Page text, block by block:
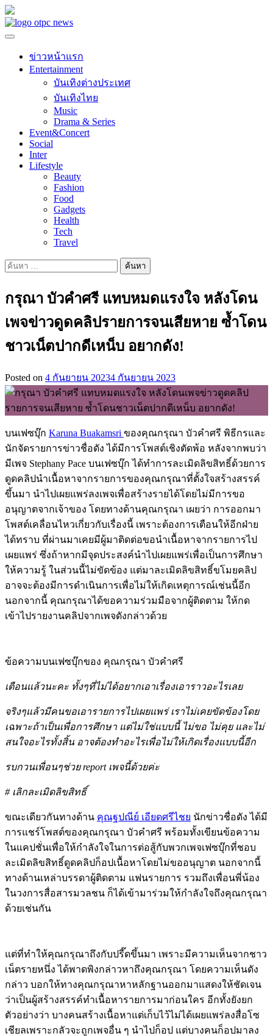
Skip
to
ข่าวหน้าแรก
Entertainment
บันเทิงต่างประเทศ
บันเทิงไทย
Music
Drama & Series
Event&Concert
Social
Inter
Lifestyle
Beauty
Fashion
Food
Gadgets
Health
Tech
Travel
ค้นหา
กรุณา บัวคำศรี แทบหมดแรงใจ หลังโดน
เพจข่าวดูดคลิปรายการจนเสียหาย ซ้ำโดน
ชาวเน็ตปากดีเหน็บ อยากดัง!
Posted on 4 กันยายน 20234 กันยายน 2023
บนเฟซบุ๊ก Karuna Buakamsri ของคุณกรุณา บัวคำศรี พิธีกรและ
นักจัดรายการข่าวชื่อดัง ได้มีการโพสต์เชิงตัดพ้อ หลังจากพบว่า
มีเพจ Stephany Pace บนเฟซบุ๊ก ได้ทำการละเมิดลิขสิทธิ์ด้วยการ
ดูดคลิปนำเนื้อหาจากรายการของคุณกรุณาที่ตั้งใจสร้างสรรค์
ขึ้นมา นำไปเผยแพร่ลงเพจเพื่อสร้างรายได้โดยไม่มีการขอ
อนุญาตจากเจ้าของ โดยทางด้านคุณกรุณา เผยว่า การออกมา
โพสต์เคลื่อนไหวเกี่ยวกับเรื่องนี้ เพราะต้องการเตือนให้อีกฝ่าย
ได้ทราบ ที่ผ่านมาเคยมีผู้มาติดต่อขอนำเนื้อหาจากรายการไป
เผยแพร่ ซึ่งถ้าหากมีจุดประสงค์นำไปเผยแพร่เพื่อเป็นการศึกษา
ให้ความรู้ ในส่วนนี้ไม่ขัดข้อง แต่มาละเมิดลิขสิทธิ์ขโมยคลิป
อาจจะต้องมีการดำเนินการเพื่อไม่ให้เกิดเหตุการณ์เช่นนี้อีก
นอกจากนี้ คุณกรุณาได้ขอความร่วมมือจากผู้ติดตาม ให้กด
เข้าไปรายงานคลิปจากเพจดังกล่าวด้วย
ข้อความบนเฟซบุ๊กของ คุณกรุณา บัวคำศรี
เตือนแล้วนะคะ ทั้งๆที่ไม่ได้อยากเอาเรื่องเอาราวอะไรเลย
จริงๆแล้วมีคนขอเอารายการไปเผยแพร่ เราไม่เคยขัดข้องโดย
เฉพาะถ้าเป็นเพื่อการศึกษา แต่ไม่ใช่แบบนี้ ไม่ขอ ไม่คุย และไม่
สนใจอะไรทั้งสิ้น อาจต้องทำอะไรเพื่อไม่ให้เกิดเรื่องแบบนี้อีก
รบกวนเพื่อนๆช่วย report เพจนี้ด้วยค่ะ
# เลิกละเมิดลิขสิทธิ์
ขณะเดียวกันทางด้าน คุณฐปณีย์ เอียดศรีไชย นักข่าวชื่อดัง ได้มี
การแชร์โพสต์ของคุณกรุณา บัวคำศรี พร้อมทั้งเขียนข้อความ
ในแคปชั่นเพื่อให้กำลังใจในการต่อสู้กับพวกเพจเฟซบุ๊กที่ชอบ
ละเมิดลิขสิทธิ์ดูดคลิปก็อปเนื้อหาโดยไม่ขออนุญาต นอกจากนี้
ทางด้านเหล่าบรรดาผู้ติดตาม แฟนรายการ รวมถึงเพื่อนพี่น้อง
ในวงการสื่อสารมวลชน ก็ได้เข้ามาร่วมให้กำลังใจถึงคุณกรุณา
ด้วยเช่นกัน
แต่ที่ทำให้คุณกรุณาถึงกับปรี๊ดขึ้นมา เพราะมีความเห็นจากชาว
เน็ตรายหนึ่ง ได้พาดพิงกล่าวหาถึงคุณกรุณา โดยความเห็นดัง
กล่าว บอกให้ทางคุณกรุณาหาหลักฐานออกมาแสดงให้ชัดเจน
ว่าเป็นผู้สร้างสรรค์ทำเนื้อหารายการมาก่อนใคร อีกทั้งยังยก
ตัวอย่างว่า บางคนสร้างเนื้อหาแต่เก็บไว้ไม่ได้เผยแพร่ลงสื่อโซ
เชียลเพราะกลัวจะถูกเพจอื่น ๆ นำไปก็อป แต่บางคนก็อปมาลง